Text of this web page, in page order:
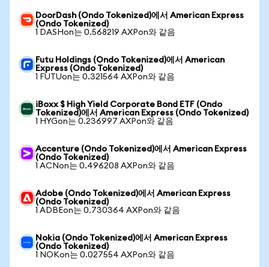
DoorDash (Ondo Tokenized)에서 American Express
(Ondo Tokenized)
1 DASHon는 0.568219 AXPon와 같음
Futu Holdings (Ondo Tokenized)에서 American
Express (Ondo Tokenized)
1 FUTUon는 0.321564 AXPon와 같음
iBoxx $ High Yield Corporate Bond ETF (Ondo
Tokenized)에서 American Express (Ondo Tokenized)
1 HYGon는 0.236997 AXPon와 같음
Accenture (Ondo Tokenized)에서 American Express
(Ondo Tokenized)
1 ACNon는 0.496208 AXPon와 같음
Adobe (Ondo Tokenized)에서 American Express
(Ondo Tokenized)
1 ADBEon는 0.730364 AXPon와 같음
Nokia (Ondo Tokenized)에서 American Express
(Ondo Tokenized)
1 NOKon는 0.027554 AXPon와 같음